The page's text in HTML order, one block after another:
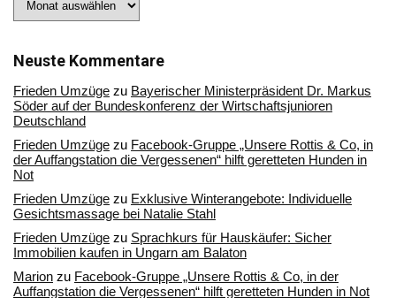
Sie
Archiv
Neuste Kommentare
Frieden Umzüge zu Bayerischer Ministerpräsident Dr. Markus
Söder auf der Bundeskonferenz der Wirtschaftsjunioren
Deutschland
Frieden Umzüge zu Facebook-Gruppe „Unsere Rottis & Co, in
der Auffangstation die Vergessenen“ hilft geretteten Hunden in
Not
Frieden Umzüge zu Exklusive Winterangebote: Individuelle
Gesichtsmassage bei Natalie Stahl
Frieden Umzüge zu Sprachkurs für Hauskäufer: Sicher
Immobilien kaufen in Ungarn am Balaton
Marion zu Facebook-Gruppe „Unsere Rottis & Co, in der
Auffangstation die Vergessenen“ hilft geretteten Hunden in Not